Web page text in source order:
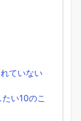
ていない
い10のこ